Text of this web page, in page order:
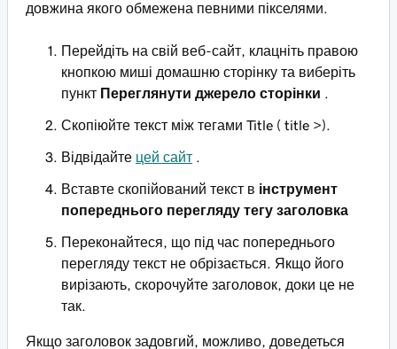
довжина якого обмежена певними пікселями.
Перейдіть на свій веб-сайт, клацніть правою
кнопкою миші домашню сторінку та виберіть
пункт Переглянути джерело сторінки
Скопіюйте текст між тегами Title ( title >).
Відвідайте цей сайт
Вставте скопійований текст в інструмент
попереднього перегляду тегу заголовка
Переконайтеся, що під час попереднього
перегляду текст не обрізається. Якщо його
вирізають, скорочуйте заголовок, доки це не
так.
Якщо заголовок задовгий, можливо, доведеться